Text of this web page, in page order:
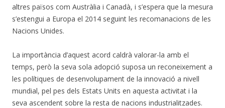
altres països com Austràlia i Canadà, i s’espera que la mesura
s’estengui a Europa el 2014 seguint les recomanacions de les
Nacions Unides.
La importància d’aquest acord caldrà valorar-la amb el
temps, però la seva sola adopció suposa un reconeixement a
les polítiques de desenvolupament de la innovació a nivell
mundial, pel pes dels Estats Units en aquesta activitat i la
seva ascendent sobre la resta de nacions industrialitzades.